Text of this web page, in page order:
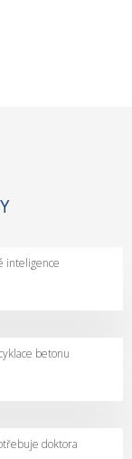
inteligence
betonu
doktora